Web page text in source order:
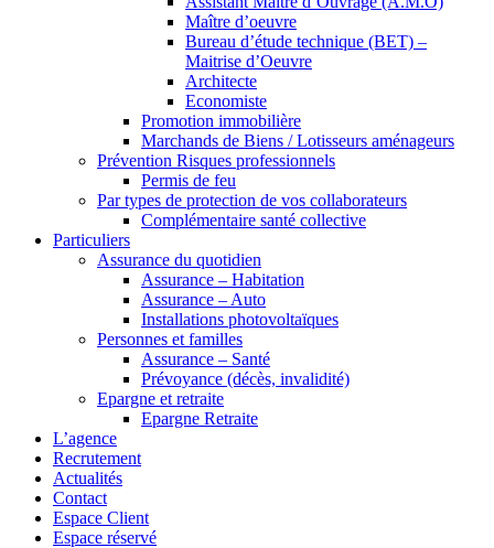
Maître d’oeuvre
Bureau d’étude technique (BET) –
Maitrise d’Oeuvre
Architecte
Economiste
Promotion immobilière
Marchands de Biens / Lotisseurs aménageurs
Prévention Risques professionnels
Permis de feu
Par types de protection de vos collaborateurs
Complémentaire santé collective
Particuliers
Assurance du quotidien
Assurance – Habitation
Assurance – Auto
Installations photovoltaïques
Personnes et familles
Assurance – Santé
Prévoyance (décès, invalidité)
Epargne et retraite
Epargne Retraite
L’agence
Recrutement
Actualités
Contact
Espace Client
Espace réservé